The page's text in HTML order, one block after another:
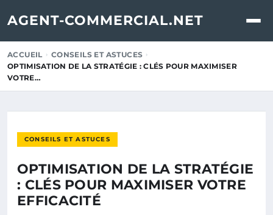
AGENT-COMMERCIAL.NET
ACCUEIL
CONSEILS ET ASTUCES
OPTIMISATION DE LA STRATÉGIE : CLÉS POUR MAXIMISER
VOTRE…
CONSEILS ET ASTUCES
OPTIMISATION DE LA STRATÉGIE
: CLÉS POUR MAXIMISER VOTRE
EFFICACITÉ